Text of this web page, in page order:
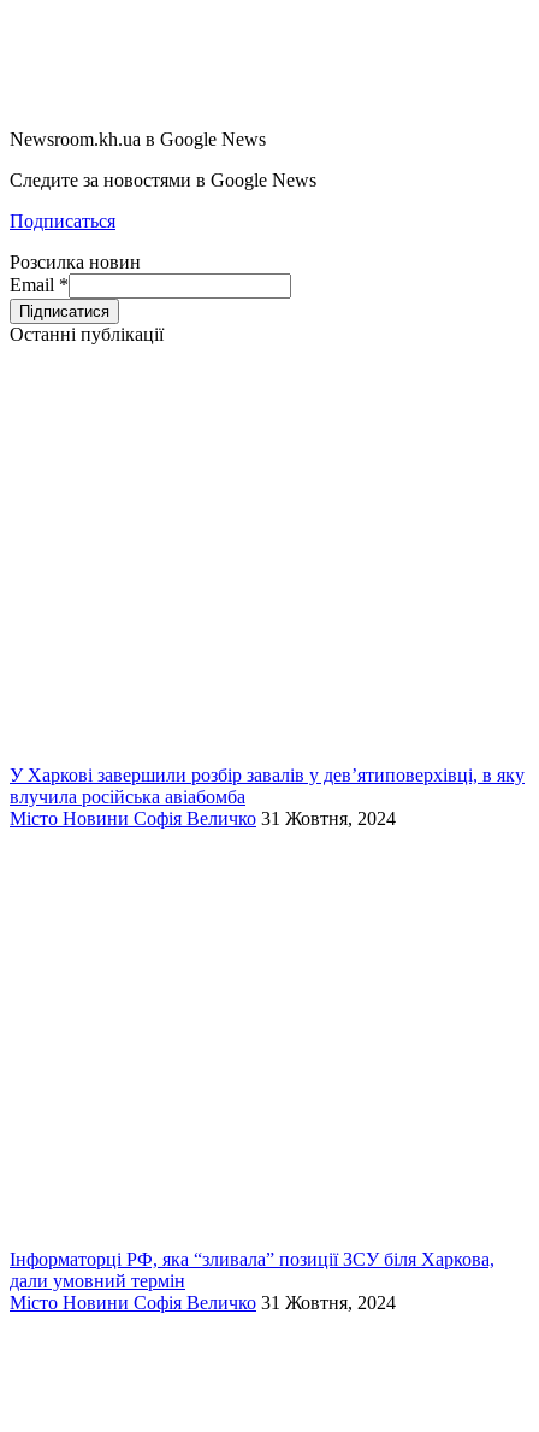
Newsroom.kh.ua в Google News
Следите за новостями в Google News
Подписаться
Розсилка новин
Email *
Останні публікації
У Харкові завершили розбір завалів у дев’ятиповерхівці, в яку
влучила російська авіабомба
Місто Новини Софія Величко 31 Жовтня, 2024
Інформаторці РФ, яка “зливала” позиції ЗСУ біля Харкова,
дали умовний термін
Місто Новини Софія Величко 31 Жовтня, 2024